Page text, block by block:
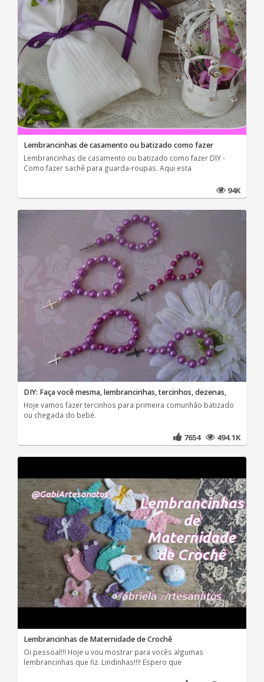
Lembrancinhas de casamento ou batizado como fazer
Lembrancinhas de casamento ou batizado como fazer DIY -
Como fazer sachê para guarda-roupas. Aqui esta
94K
DIY: Faça você mesma, lembrancinhas, tercinhos, dezenas,
Hoje vamos fazer tercinhos para primeira comunhão batizado
ou chegada do bebé.
7654 494.1K
Lembrancinhas de Maternidade de Crochê
Oi pessoal!!! Hoje u vou mostrar para vocês algumas
lembrancinhas que fiz. Lindinhas!!!! Espero que